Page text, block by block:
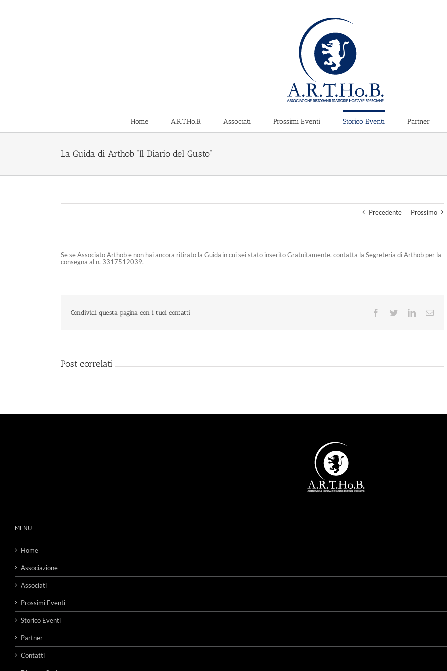
Home A.R.T.Ho.B. Associati Prossimi Eventi Storico Eventi Partner
La Guida di Arthob “Il Diario del Gusto”
Precedente Prossimo
Se se Associato Arthob e non hai ancora ritirato la Guida in cui sei stato inserito Gratuitamente, contatta la Segreteria di Arthob per la
consegna al n. 3317512039.
Condividi questa pagina con i tuoi contatti Facebook
TwitterLinkedIn
Post correlati
MENU
Home
Associazione
Associati
Prossimi Eventi
Storico Eventi
Partner
Contatti